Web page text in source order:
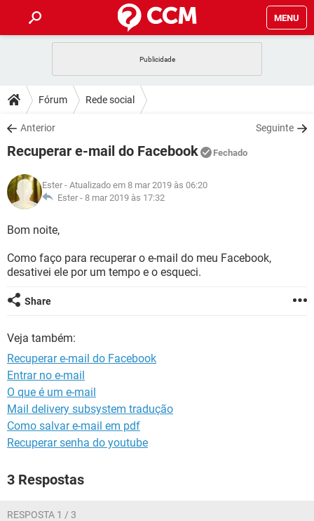
MENU
CELULAR
OUTLOOK
INSTAGRAM GMAIL
GUIA DE COMPRAS
DICAS
JOGOS
INSTAGRAM GMAIL
GUIA DE COMPRAS
DOWNLOADS
JOGOS WHATSAPP
CELULAR
OUTLOOK
INSTAGRAM
FÓRUM
JOGOS WHATSAPP
CELULAR
OUTLOOK
INSTAGRAM GMAIL
GLOSSÁRIO
OUTLOOK EXCEL
INSTAGRAM
Fórum Rede social
Anterior Seguinte
Recuperar e-mail do Facebook Fechado
Ester - Atualizado em 8 mar 2019 às 06:20
Ester - 8 mar 2019 às 17:32
Bom noite,
Como faço para recuperar o e-mail do meu Facebook,
desativei ele por um tempo e o esqueci.
Share
Veja também:
Recuperar e-mail do Facebook
Entrar no e-mail
O que é um e-mail
Mail delivery subsystem tradução
Como salvar e-mail em pdf
Recuperar senha do youtube
3 Respostas
RESPOSTA 1 / 3